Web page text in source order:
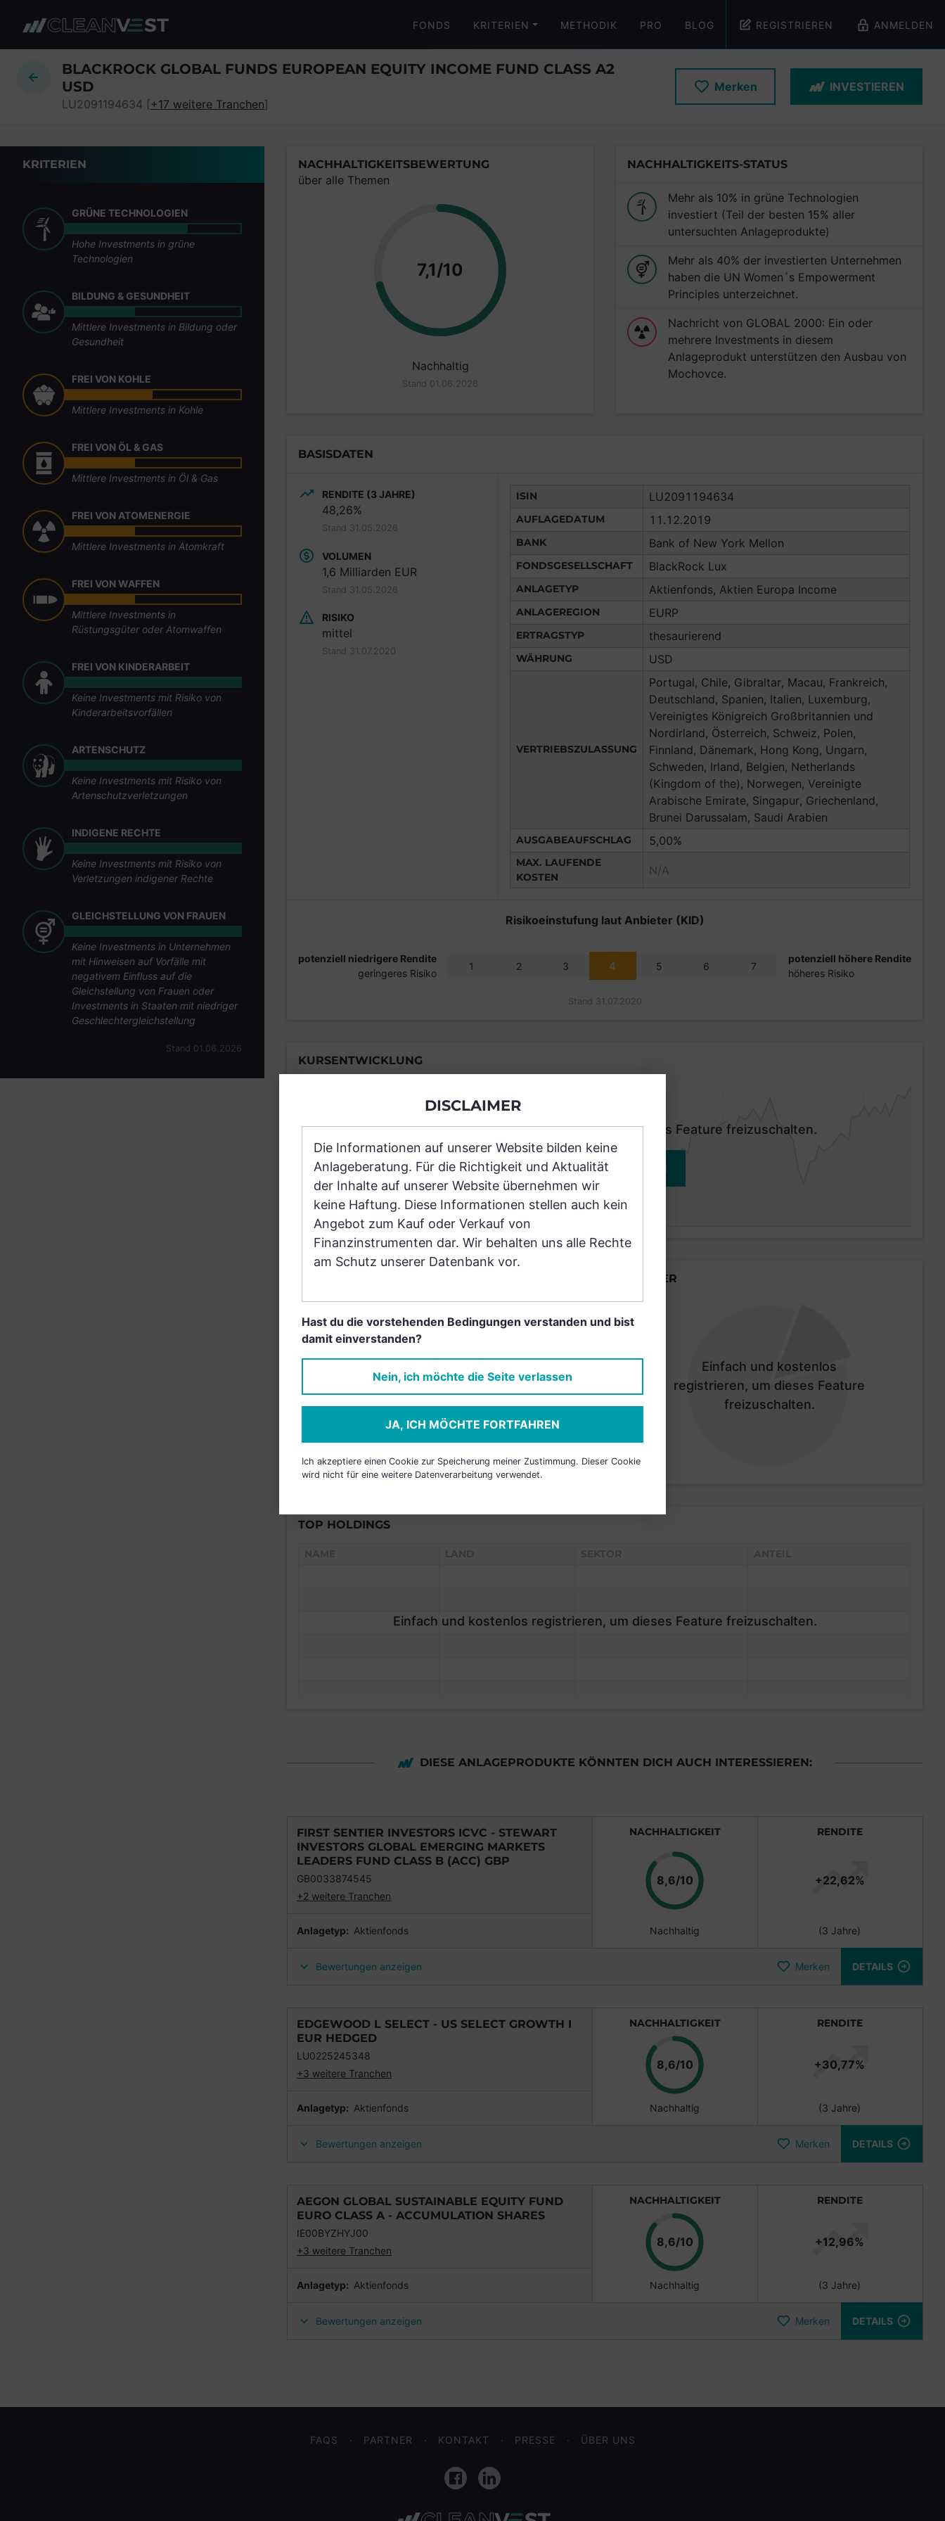
FONDS KRITERIEN METHODIK PRO BLOG REGISTRIEREN ANMELDEN
BLACKROCK GLOBAL FUNDS EUROPEAN EQUITY INCOME FUND CLASS A2
USD
LU2091194634 [+17 weitere Tranchen]
Merken INVESTIEREN
KRITERIEN
GRÜNE TECHNOLOGIEN
Hohe Investments in grüne
Technologien
BILDUNG & GESUNDHEIT
Mittlere Investments in Bildung oder
Gesundheit
FREI VON KOHLE
Mittlere Investments in Kohle
FREI VON ÖL & GAS
Mittlere Investments in Öl & Gas
FREI VON ATOMENERGIE
Mittlere Investments in Atomkraft
FREI VON WAFFEN
Mittlere Investments in
Rüstungsgüter oder Atomwaffen
FREI VON KINDERARBEIT
Keine Investments mit Risiko von
Kinderarbeitsvorfällen
ARTENSCHUTZ
Keine Investments mit Risiko von
Artenschutzverletzungen
INDIGENE RECHTE
Keine Investments mit Risiko von
Verletzungen indigener Rechte
GLEICHSTELLUNG VON FRAUEN
Keine Investments in Unternehmen
mit Hinweisen auf Vorfälle mit
negativem Einfluss auf die
Gleichstellung von Frauen oder
Investments in Staaten mit niedriger
Geschlechtergleichstellung
Stand 01.06.2026
NACHHALTIGKEITSBEWERTUNG
über alle Themen
7,1/10 Punkte
Nachhaltig
Stand 01.06.2026
NACHHALTIGKEITS-STATUS
Mehr als 10% in grüne Technologien
investiert (Teil der besten 15% aller
untersuchten Anlageprodukte)
Mehr als 40% der investierten Unternehmen
haben die UN Women´s Empowerment
Principles unterzeichnet.
Nachricht von GLOBAL 2000: Ein oder
mehrere Investments in diesem
Anlageprodukt unterstützen den Ausbau von
Mochovce.
BASISDATEN
RENDITE (3 JAHRE)
48,26%
Stand 31.05.2026
VOLUMEN
1,6 Milliarden EUR
Stand 31.05.2026
RISIKO
mittel
Stand 31.07.2020
ISIN LU2091194634
AUFLAGEDATUM 11.12.2019
BANK Bank of New York Mellon
FONDSGESELLSCHAFT BlackRock Lux
ANLAGETYP Aktienfonds, Aktien Europa Income
ANLAGEREGION EURP
ERTRAGSTYP thesaurierend
WÄHRUNG USD
VERTRIEBSZULASSUNG
Portugal, Chile, Gibraltar, Macau, Frankreich,
Deutschland, Spanien, Italien, Luxemburg,
Vereinigtes Königreich Großbritannien und
Nordirland, Österreich, Schweiz, Polen,
Finnland, Dänemark, Hong Kong, Ungarn,
Schweden, Irland, Belgien, Netherlands
(Kingdom of the), Norwegen, Vereinigte
Arabische Emirate, Singapur, Griechenland,
Brunei Darussalam, Saudi Arabien
AUSGABEAUFSCHLAG 5,00%
MAX. LAUFENDE
KOSTEN
N/A
Risikoeinstufung laut Anbieter (KID)
potenziell niedrigere Rendite
geringeres Risiko
1 2 3 4 5 6 7
potenziell höhere Rendite
höheres Risiko
Stand 31.07.2020
KURSENTWICKLUNG
Einfach und kostenlos registrieren, um dieses Feature freizuschalten.
JETZT ANMELDEN
registrieren, um dieses Feature
freizuschalten.
LÄNDER
Einfach und kostenlos
registrieren, um dieses Feature
freizuschalten.
TOP HOLDINGS
Einfach und kostenlos registrieren, um dieses Feature freizuschalten.
DIESE ANLAGEPRODUKTE KÖNNTEN DICH AUCH INTERESSIEREN:
FIRST SENTIER INVESTORS ICVC - STEWART
INVESTORS GLOBAL EMERGING MARKETS
LEADERS FUND CLASS B (ACC) GBP
GB0033874545
+2 weitere Tranchen
Anlagetyp: Aktienfonds
NACHHALTIGKEIT
8,6/10Punkte
Nachhaltig
RENDITE
+22,62%
(3 Jahre)
Bewertungen anzeigen Merken DETAILS
EDGEWOOD L SELECT - US SELECT GROWTH I
EUR HEDGED
LU0225245348
+3 weitere Tranchen
Anlagetyp: Aktienfonds
NACHHALTIGKEIT
8,6/10Punkte
Nachhaltig
RENDITE
+30,77%
(3 Jahre)
Bewertungen anzeigen Merken DETAILS
AEGON GLOBAL SUSTAINABLE EQUITY FUND
EURO CLASS A - ACCUMULATION SHARES
IE00BYZHYJ00
+3 weitere Tranchen
Anlagetyp: Aktienfonds
NACHHALTIGKEIT
8,6/10Punkte
Nachhaltig
RENDITE
+12,96%
(3 Jahre)
Bewertungen anzeigen Merken DETAILS
FAQS PARTNER KONTAKT PRESSE ÜBER UNS
FacebookLinkedIn
DISCLAIMER
Die Informationen auf unserer Website bilden keine
Anlageberatung. Für die Richtigkeit und Aktualität
der Inhalte auf unserer Website übernehmen wir
keine Haftung. Diese Informationen stellen auch kein
Angebot zum Kauf oder Verkauf von
Finanzinstrumenten dar. Wir behalten uns alle Rechte
am Schutz unserer Datenbank vor.
Hast du die vorstehenden Bedingungen verstanden und bist
damit einverstanden?
Nein, ich möchte die Seite verlassen
JA, ICH MÖCHTE FORTFAHREN
Ich akzeptiere einen Cookie zur Speicherung meiner Zustimmung. Dieser Cookie
wird nicht für eine weitere Datenverarbeitung verwendet.